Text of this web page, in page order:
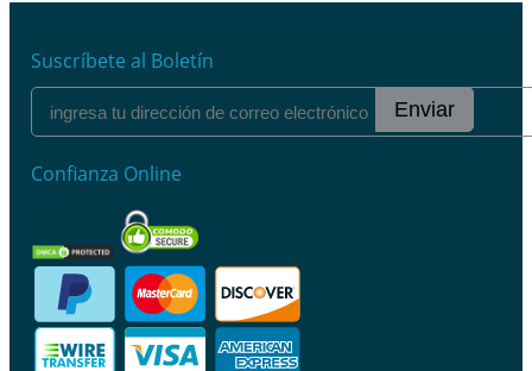
Suscríbete al Boletín
Enviar
Confianza Online